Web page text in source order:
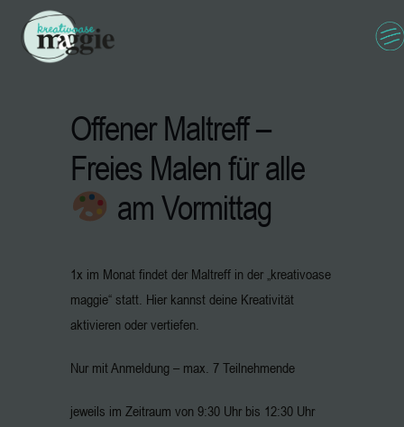
Offener Maltreff –
Freies Malen für alle
am Vormittag
1x im Monat findet der Maltreff in der „kreativoase
maggie“ statt. Hier kannst deine Kreativität
aktivieren oder vertiefen.
Nur mit Anmeldung – max. 7 Teilnehmende
jeweils im Zeitraum von 9:30 Uhr bis 12:30 Uhr